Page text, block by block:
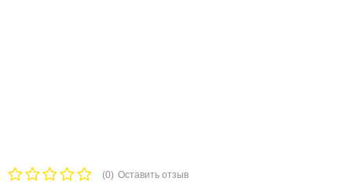
(0) Оставить отзыв